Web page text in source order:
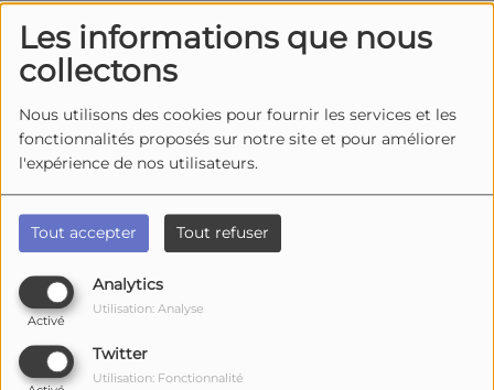
Les informations que nous
collectons
Nous utilisons des cookies pour fournir les services et les
fonctionnalités proposés sur notre site et pour améliorer
l'expérience de nos utilisateurs.
Tout accepter Tout refuser
Analytics
Activé
Utilisation: Analyse
Twitter
Utilisation: Fonctionnalité